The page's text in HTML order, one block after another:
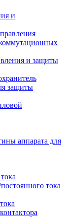
и
и защиты
защиты
аппарата для
тока